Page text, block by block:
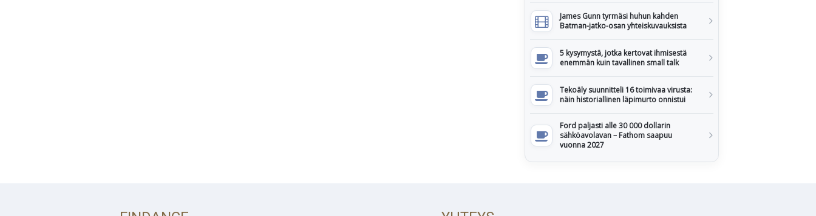
James Gunn tyrmäsi huhun kahden
Batman-jatko-osan yhteiskuvauksista
5 kysymystä, jotka kertovat ihmisestä
enemmän kuin tavallinen small talk
Tekoäly suunnitteli 16 toimivaa virusta:
näin historiallinen läpimurto onnistui
Ford paljasti alle 30 000 dollarin
sähköavolavan – Fathom saapuu
vuonna 2027